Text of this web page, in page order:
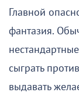
Главной
фантазия.
сыграть
выдавать